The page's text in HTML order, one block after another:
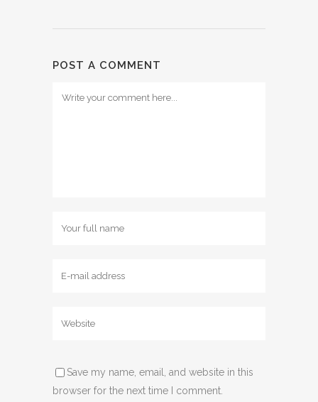
POST A COMMENT
Save my name, email, and website in this
browser for the next time I comment.